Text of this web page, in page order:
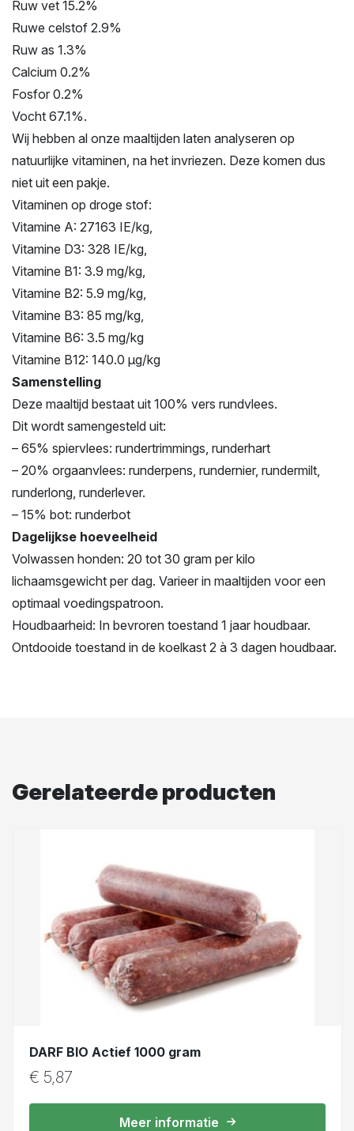
Ruw vet 15.2%
Ruwe celstof 2.9%
Ruw as 1.3%
Calcium 0.2%
Fosfor 0.2%
Vocht 67.1%.
Wij hebben al onze maaltijden laten analyseren op
natuurlijke vitaminen, na het invriezen. Deze komen dus
niet uit een pakje.
Vitaminen op droge stof:
Vitamine A: 27163 IE/kg,
Vitamine D3: 328 IE/kg,
Vitamine B1: 3.9 mg/kg,
Vitamine B2: 5.9 mg/kg,
Vitamine B3: 85 mg/kg,
Vitamine B6: 3.5 mg/kg
Vitamine B12: 140.0 µg/kg
Samenstelling
Deze maaltijd bestaat uit 100% vers rundvlees.
Dit wordt samengesteld uit:
– 65% spiervlees: rundertrimmings, runderhart
– 20% orgaanvlees: runderpens, rundernier, rundermilt,
runderlong, runderlever.
– 15% bot: runderbot
Dagelijkse hoeveelheid
Volwassen honden: 20 tot 30 gram per kilo
lichaamsgewicht per dag. Varieer in maaltijden voor een
optimaal voedingspatroon.
Houdbaarheid: In bevroren toestand 1 jaar houdbaar.
Ontdooide toestand in de koelkast 2 à 3 dagen houdbaar.
Gerelateerde producten
DARF BIO Actief 1000 gram
€ 5,87
Meer informatie